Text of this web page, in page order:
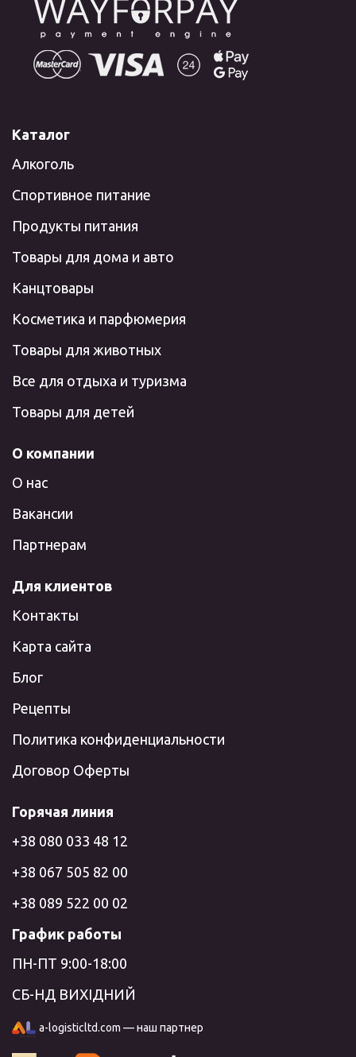
Каталог
Алкоголь
Спортивное питание
Продукты питания
Товары для дома и авто
Канцтовары
Косметика и парфюмерия
Товары для животных
Все для отдыха и туризма
Товары для детей
О компании
О нас
Вакансии
Партнерам
Для клиентов
Контакты
Карта сайта
Блог
Рецепты
Политика конфиденциальности
Договор Оферты
Горячая линия
+38 080 033 48 12
+38 067 505 82 00
+38 089 522 00 02
График работы
ПН-ПТ 9:00-18:00
СБ-НД ВИХІДНИЙ
a-logisticltd.com — наш партнер